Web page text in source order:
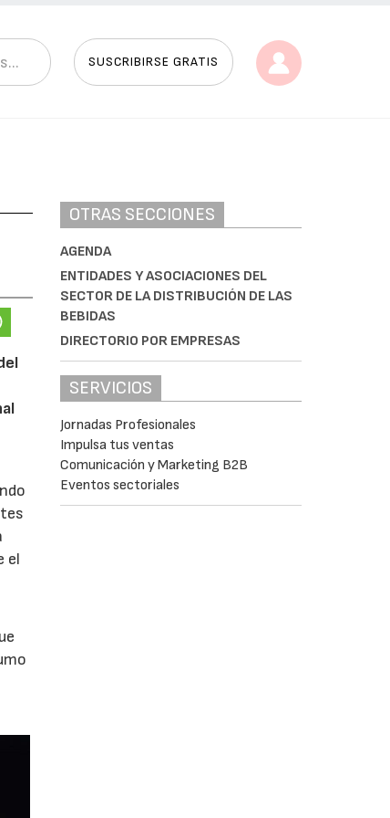
SUSCRIBIRSE GRATIS
el
OTRAS SECCIONES
AGENDA
ENTIDADES Y ASOCIACIONES DEL
SECTOR DE LA DISTRIBUCIÓN DE LAS
BEBIDAS
DIRECTORIO POR EMPRESAS
SERVICIOS
Jornadas Profesionales
Impulsa tus ventas
Comunicación y Marketing B2B
Eventos sectoriales